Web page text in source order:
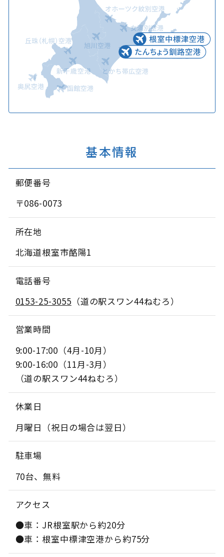
基本情報
郵便番号
〒086-0073
所在地
北海道根室市酪陽1
電話番号
0153-25-3055 （道の駅スワン44ねむろ）
営業時間
9:00-17:00（4月-10月）
9:00-16:00（11月-3月）
（道の駅スワン44ねむろ）
休業日
月曜日（祝日の場合は翌日）
駐車場
70台、無料
アクセス
●車：JR根室駅から約20分
●車：根室中標津空港から約75分